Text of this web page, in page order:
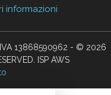
informazioni
13868590962 - © 2026
ISP AWS